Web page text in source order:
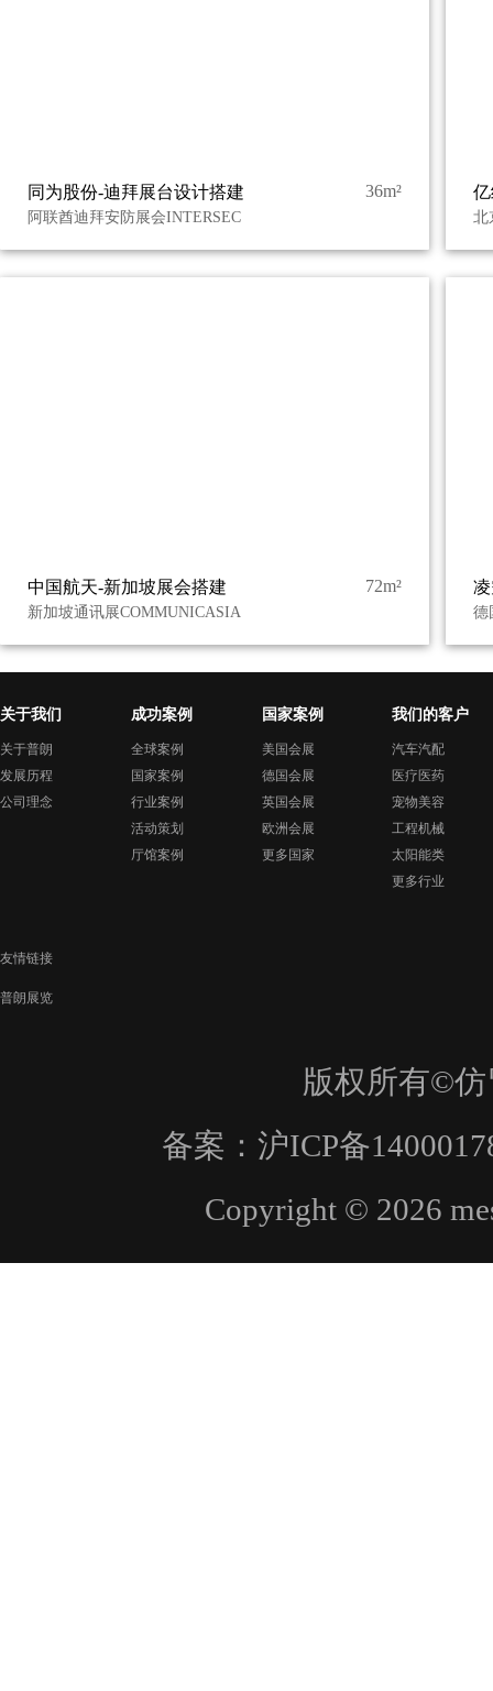
同为股份-迪拜展台设计搭建 36m²
阿联酋迪拜安防展会INTERSEC 北
中国航天-新加坡展会搭建 72m²
新加坡通讯展COMMUNICASIA 德
关于我们
关于普朗
发展历程
公司理念
成功案例
全球案例
国家案例
行业案例
活动策划
厅馆案例
国家案例
美国会展
德国会展
英国会展
欧洲会展
更多国家
我们的客户
汽车汽配
医疗医药
宠物美容
工程机械
太阳能类
更多行业
友情链接
普朗展览
版权所有©
备案： 沪ICP备
Copyright © 2026